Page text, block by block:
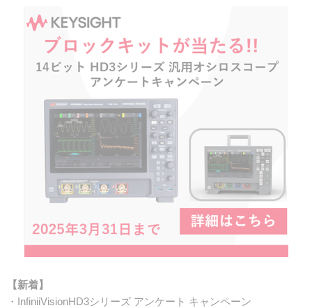
【新着】
・InfiniiVisionHD3シリーズ アンケート キャンペーン